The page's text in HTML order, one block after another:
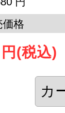
価格
(税込)